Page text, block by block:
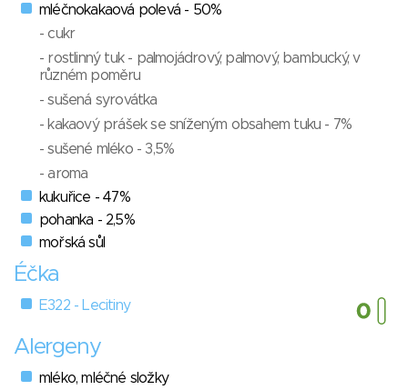
mléčnokakaová polevá - 50%
- cukr
- rostlinný tuk - palmojádrový, palmový, bambucký, v
různém poměru
- sušená syrovátka
- kakaový prášek se sníženým obsahem tuku - 7%
- sušené mléko - 3,5%
- aroma
kukuřice - 47%
pohanka - 2,5%
mořská sůl
Éčka
E322 - Lecitiny
Alergeny
mléko, mléčné složky